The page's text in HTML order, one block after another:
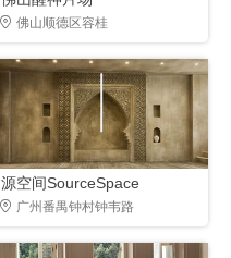
佛山顺德区容桂
源空间SourceSpace
广州番禺钟村钟韦路